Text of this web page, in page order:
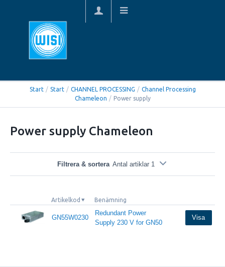
Start / Start / CHANNEL PROCESSING / Channel Processing
Chameleon / Power supply
Power supply Chameleon
Filtrera & sortera Antal artiklar 1
Artikelkod Benämning
GN55W0230
Redundant Power
Supply 230 V for GN50
Visa